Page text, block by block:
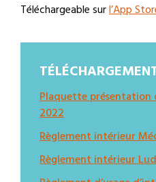
Téléchargeable surl’App
Plaquette présentation
2022
Règlement intérieur
Règlement intérieur